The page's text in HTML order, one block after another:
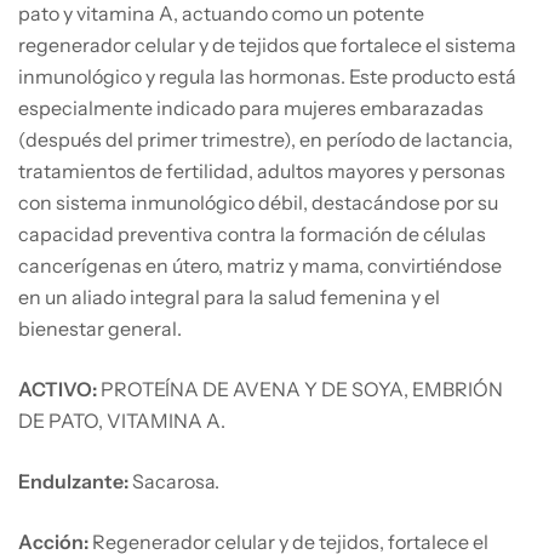
pato y vitamina A, actuando como un potente
regenerador celular y de tejidos que fortalece el sistema
inmunológico y regula las hormonas. Este producto está
especialmente indicado para mujeres embarazadas
(después del primer trimestre), en período de lactancia,
tratamientos de fertilidad, adultos mayores y personas
con sistema inmunológico débil, destacándose por su
capacidad preventiva contra la formación de células
cancerígenas en útero, matriz y mama, convirtiéndose
en un aliado integral para la salud femenina y el
bienestar general.
ACTIVO: PROTEÍNA DE AVENA Y DE SOYA, EMBRIÓN
DE PATO, VITAMINA A.
Endulzante:Sacarosa.
Acción: Regenerador celular y de tejidos, fortalece el